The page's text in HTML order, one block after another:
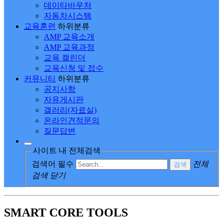
데이타바우처
자동차시스템
교육훈련 하위분류
AMP 교육소개
AMP 교육과정
교육 캘린더
교육신청 및 접수
커뮤니티 하위분류
공지사항
자유게시판
갤러리(자료실)
온라인견적문의
질문답변
사이트 내 전체검색
검색어 필수
검색
전체
검색 닫기
SMART CORE TOOLS